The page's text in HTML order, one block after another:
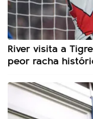
River visita a
peor racha